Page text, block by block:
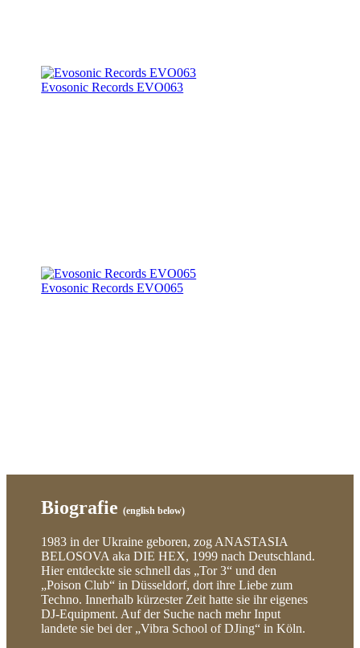
Evosonic Records EVO063
Evosonic Records EVO065
Biografie(english below)
1983 in der Ukraine geboren, zog ANASTASIA
BELOSOVA aka DIE HEX, 1999 nach Deutschland.
Hier entdeckte sie schnell das „Tor 3“ und den
„Poison Club“ in Düsseldorf, dort ihre Liebe zum
Techno. Innerhalb kürzester Zeit hatte sie ihr eigenes
DJ-Equipment. Auf der Suche nach mehr Input
landete sie bei der „Vibra School of DJing“ in Köln.